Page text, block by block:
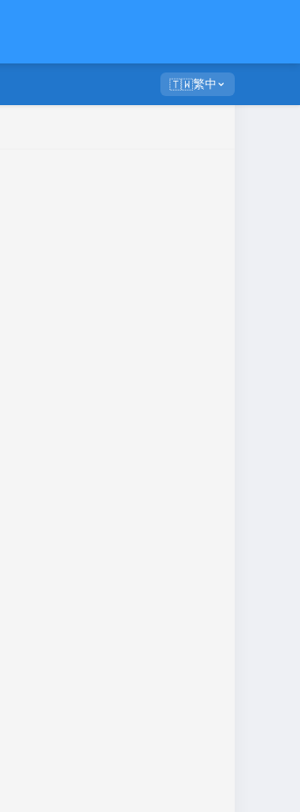
🇹🇼繁中